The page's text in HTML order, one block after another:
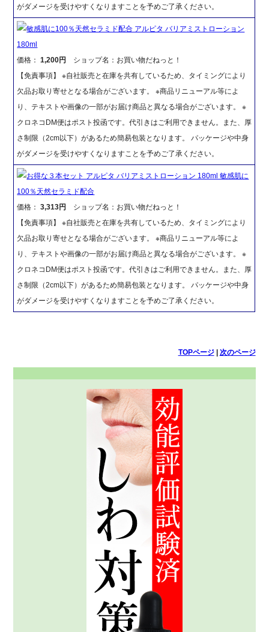
がダメージを受けやすくなりますことを予めご了承ください。
敏感肌に100％天然セラミド配合 アルピタ バリアミストローション
180ml
価格：1,200円
ショップ名：お買い物だねっと！
【免責事項】 ※自社販売と在庫を共有しているため、タイミングにより
欠品お取り寄せとなる場合がございます。 ※商品リニューアル等によ
り、テキストや画像の一部がお届け商品と異なる場合がございます。 ※
クロネコDM便はポスト投函です。代引きはご利用できません。また、厚
さ制限（2cm以下）があるため簡易包装となります。 パッケージや中身
がダメージを受けやすくなりますことを予めご了承ください。
お得な３本セット アルピタ バリアミストローション 180ml 敏感肌に
100％天然セラミド配合
価格：3,313円
ショップ名：お買い物だねっと！
【免責事項】 ※自社販売と在庫を共有しているため、タイミングにより
欠品お取り寄せとなる場合がございます。 ※商品リニューアル等によ
り、テキストや画像の一部がお届け商品と異なる場合がございます。 ※
クロネコDM便はポスト投函です。代引きはご利用できません。また、厚
さ制限（2cm以下）があるため簡易包装となります。 パッケージや中身
がダメージを受けやすくなりますことを予めご了承ください。
TOPページ| 次のページ